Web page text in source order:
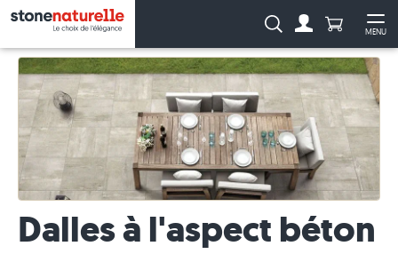
MENU
Recherche :Anzahl
Dalles à l'aspect béton